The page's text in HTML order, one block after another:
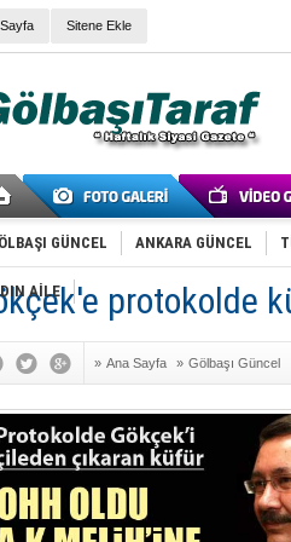
Sitene Ekle
GÜNCEL ANKARA GÜNCEL
AİLE protokolde
» Ana Sayfa » Gölbaşı Güncel